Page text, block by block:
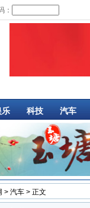
：
乐 科技 汽车
> 汽车 > 正文